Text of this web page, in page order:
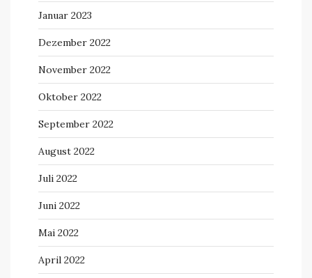
Januar 2023
Dezember 2022
November 2022
Oktober 2022
September 2022
August 2022
Juli 2022
Juni 2022
Mai 2022
April 2022